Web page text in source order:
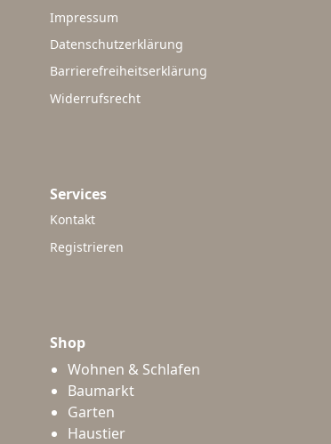
Impressum
Datenschutzerklärung
Barrierefreiheitserklärung
Widerrufsrecht
Services
Kontakt
Registrieren
Shop
Wohnen & Schlafen
Baumarkt
Garten
Haustier